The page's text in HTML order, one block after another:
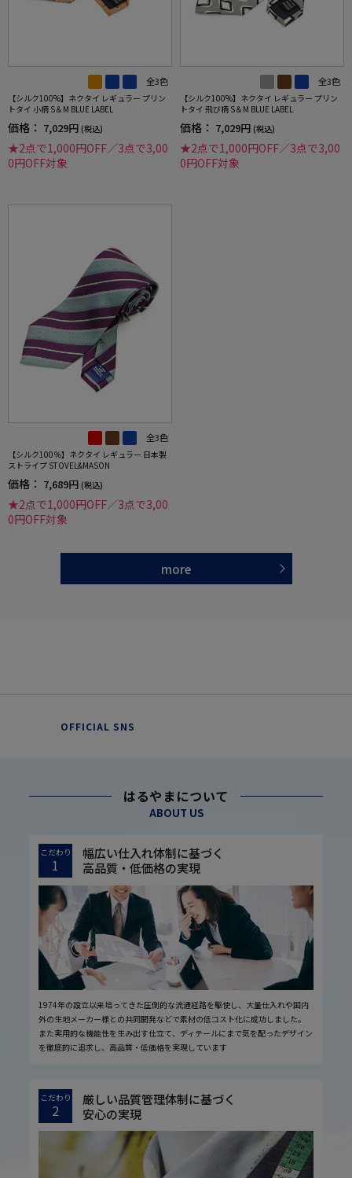
全3色
【シルク100%】ネクタイ レギュラー プリン
トタイ 小柄 S＆M BLUE LABEL
価格： 7,029円 (税込)
★2点で1,000円OFF／3点で3,00
0円OFF対象
全3色
【シルク100%】ネクタイ レギュラー プリン
トタイ 飛び柄 S＆M BLUE LABEL
価格： 7,029円 (税込)
★2点で1,000円OFF／3点で3,00
0円OFF対象
全3色
【シルク100％】ネクタイ レギュラー 日本製
ストライプ STOVEL&MASON
価格： 7,689円 (税込)
★2点で1,000円OFF／3点で3,00
0円OFF対象
more
OFFICIAL SNS
はるやまについて
ABOUT US
こだわり
1
幅広い仕入れ体制に基づく
高品質・低価格の実現
1974年の設立以来培ってきた圧倒的な流通経路を駆使し、大量仕入れや国内
外の生地メーカー様との共同開発などで素材の低コスト化に成功しました。
また実用的な機能性を生み出す仕立て、ディテールにまで気を配ったデザイン
を徹底的に追求し、高品質・低価格を実現しています
こだわり
2
厳しい品質管理体制に基づく
安心の実現